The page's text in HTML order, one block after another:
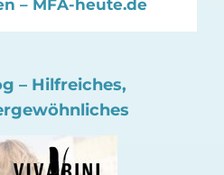
– MFA-heute.de
– Hilfreiches,